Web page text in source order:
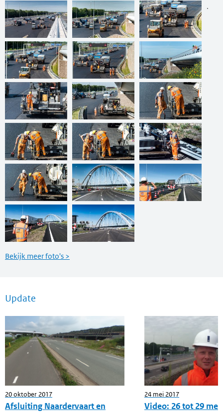
Bekijk meer foto's >
Update
20 oktober 2017
Afsluiting Naardervaart en
24 mei 2017
Video: 26 tot 29